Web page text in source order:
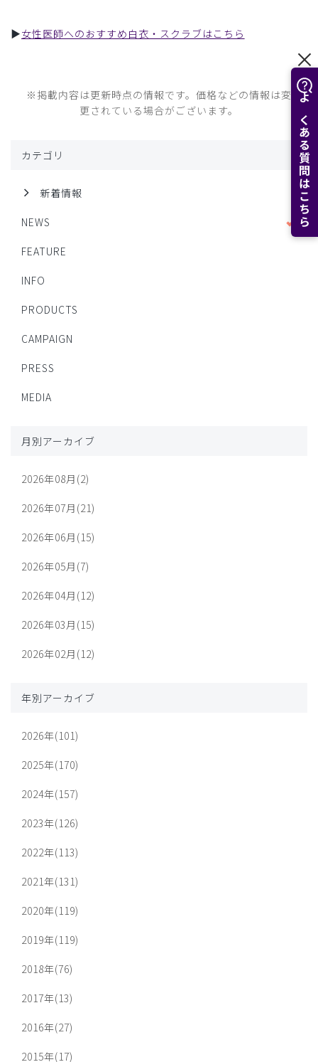
よくある質問はこちら
▶︎女性医師へのおすすめ白衣・スクラブはこちら
※掲載内容は更新時点の情報です。価格などの情報は変
更されている場合がございます。
カテゴリ
新着情報
NEWS
FEATURE
INFO
PRODUCTS
CAMPAIGN
PRESS
MEDIA
月別アーカイブ
2026年08月(2)
2026年07月(21)
2026年06月(15)
2026年05月(7)
2026年04月(12)
2026年03月(15)
2026年02月(12)
年別アーカイブ
2026年(101)
2025年(170)
2024年(157)
2023年(126)
2022年(113)
2021年(131)
2020年(119)
2019年(119)
2018年(76)
2017年(13)
2016年(27)
2015年(17)